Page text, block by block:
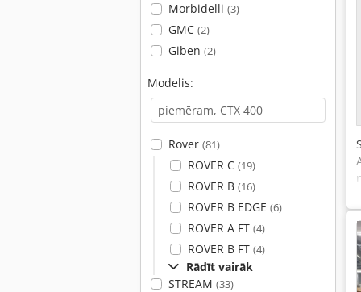
Morbidelli (3)
GMC (2)
Giben (2)
Modelis:
Rover (81)
ROVER C (19)
ROVER B (16)
ROVER B EDGE (6)
ROVER A FT (4)
ROVER B FT (4)
Rādīt vairāk
STREAM (33)